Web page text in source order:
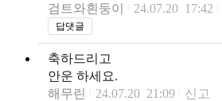
검트와흰둥이
24.07.20 17:42
답댓글
축하드리고
안운 하세요.
해무린
24.07.20 21:09 신고